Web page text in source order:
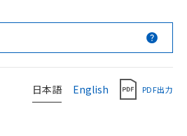
日本語 English PDF出力